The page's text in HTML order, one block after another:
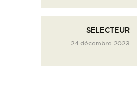
PROJET ATELIER DE
LA PISTE D’ENVOL
SELECTEUR
24 décembre 2023